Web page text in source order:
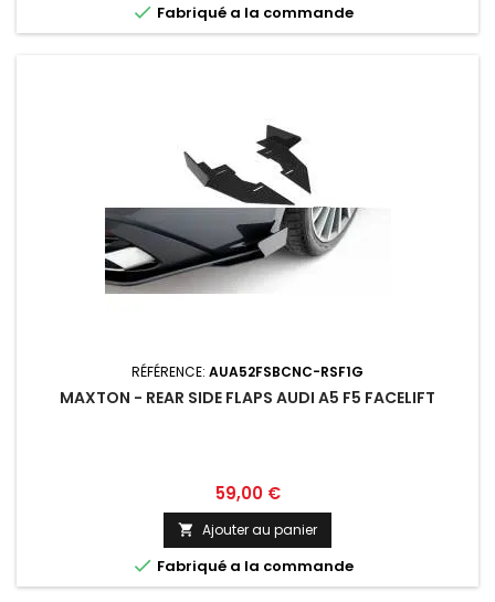
 Fabriqué a la commande
RÉFÉRENCE: AUA52FSBCNC-RSF1G
MAXTON - REAR SIDE FLAPS AUDI A5 F5 FACELIFT
Prix
59,00 €
 Ajouter au panier
 Fabriqué a la commande